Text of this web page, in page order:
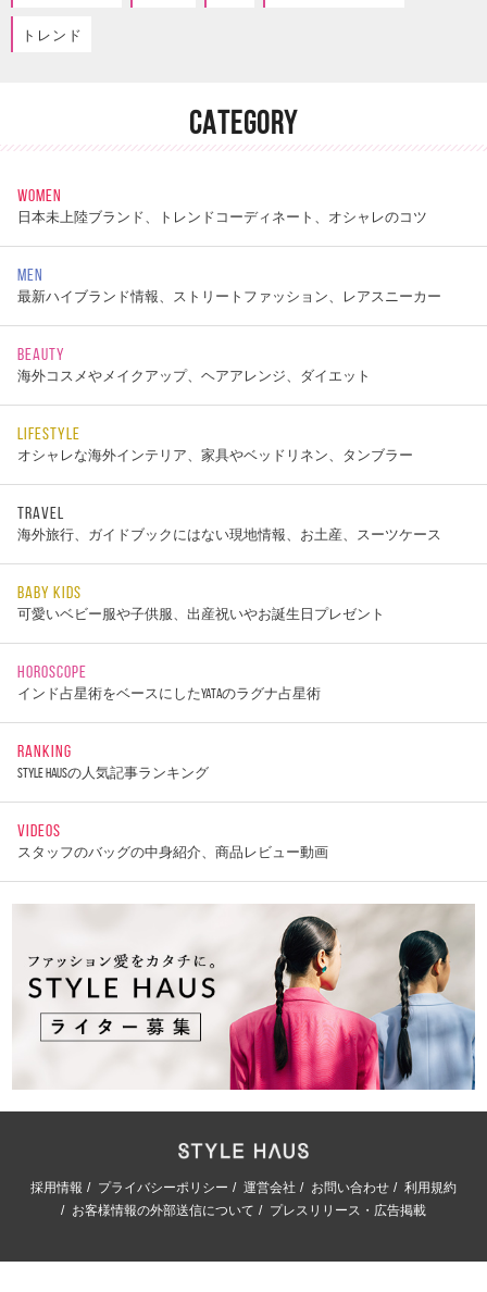
トレンド
CATEGORY
WOMEN
日本未上陸ブランド、トレンドコーディネート、オシャレのコツ
MEN
最新ハイブランド情報、ストリートファッション、レアスニーカー
BEAUTY
海外コスメやメイクアップ、ヘアアレンジ、ダイエット
LIFESTYLE
オシャレな海外インテリア、家具やベッドリネン、タンブラー
TRAVEL
海外旅行、ガイドブックにはない現地情報、お土産、スーツケース
BABY KIDS
可愛いベビー服や子供服、出産祝いやお誕生日プレゼント
HOROSCOPE
インド占星術をベースにしたYATAのラグナ占星術
RANKING
STYLE HAUSの人気記事ランキング
VIDEOS
スタッフのバッグの中身紹介、商品レビュー動画
採用情報 プライバシーポリシー 運営会社 お問い合わせ
利用規約
お客様情報の外部送信について
プレスリリース・広告掲載